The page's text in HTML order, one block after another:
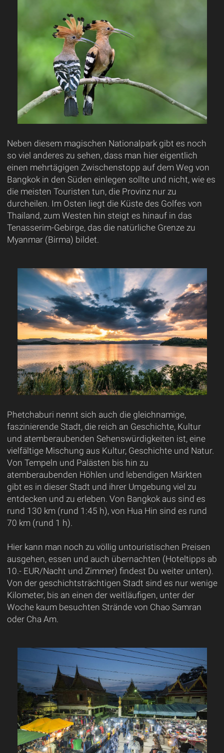
Neben diesem magischen Nationalpark gibt es noch
so viel anderes zu sehen, dass man hier eigentlich
einen mehrtägigen Zwischenstopp auf dem Weg von
Bangkok in den Süden einlegen sollte und nicht, wie es
die meisten Touristen tun, die Provinz nur zu
durcheilen. Im Osten liegt die Küste des Golfes von
Thailand, zum Westen hin steigt es hinauf in das
Tenasserim-Gebirge, das die natürliche Grenze zu
Myanmar (Birma) bildet.
Phetchaburi nennt sich auch die gleichnamige,
faszinierende Stadt, die reich an Geschichte, Kultur
und atemberaubenden Sehenswürdigkeiten ist, eine
vielfältige Mischung aus Kultur, Geschichte und Natur.
Von Tempeln und Palästen bis hin zu
atemberaubenden Höhlen und lebendigen Märkten
gibt es in dieser Stadt und ihrer Umgebung viel zu
entdecken und zu erleben. Von Bangkok aus sind es
rund 130 km (rund 1:45 h), von Hua Hin sind es rund
70 km (rund 1 h).
Hier kann man noch zu völlig untouristischen Preisen
ausgehen, essen und auch übernachten (Hoteltipps ab
10.- EUR/Nacht und Zimmer) findest Du weiter unten).
Von der geschichtsträchtigen Stadt sind es nur wenige
Kilometer, bis an einen der weitläufigen, unter der
Woche kaum besuchten Strände von Chao Samran
oder Cha Am.